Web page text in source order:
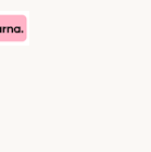
Method
Method
Payment Method